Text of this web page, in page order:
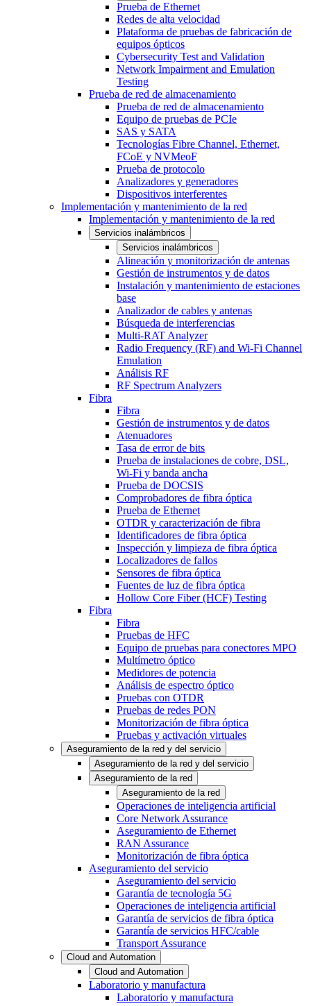
Prueba de Ethernet
Redes de alta velocidad
Plataforma de pruebas de fabricación de
equipos ópticos
Cybersecurity Test and Validation
Network Impairment and Emulation
Testing
Prueba de red de almacenamiento
Prueba de red de almacenamiento
Equipo de pruebas de PCIe
SAS y SATA
Tecnologías Fibre Channel, Ethernet,
FCoE y NVMeoF
Prueba de protocolo
Analizadores y generadores
Dispositivos interferentes
Implementación y mantenimiento de la red
Implementación y mantenimiento de la red
Servicios inalámbricos
Servicios inalámbricos
Alineación y monitorización de antenas
Gestión de instrumentos y de datos
Instalación y mantenimiento de estaciones
base
Analizador de cables y antenas
Búsqueda de interferencias
Multi-RAT Analyzer
Radio Frequency (RF) and Wi-Fi Channel
Emulation
Análisis RF
RF Spectrum Analyzers
Fibra
Fibra
Gestión de instrumentos y de datos
Atenuadores
Tasa de error de bits
Prueba de instalaciones de cobre, DSL,
Wi-Fi y banda ancha
Prueba de DOCSIS
Comprobadores de fibra óptica
Prueba de Ethernet
OTDR y caracterización de fibra
Identificadores de fibra óptica
Inspección y limpieza de fibra óptica
Localizadores de fallos
Sensores de fibra óptica
Fuentes de luz de fibra óptica
Hollow Core Fiber (HCF) Testing
Fibra
Fibra
Pruebas de HFC
Equipo de pruebas para conectores MPO
Multímetro óptico
Medidores de potencia
Análisis de espectro óptico
Pruebas con OTDR
Pruebas de redes PON
Monitorización de fibra óptica
Pruebas y activación virtuales
Aseguramiento de la red y del servicio
Aseguramiento de la red y del servicio
Aseguramiento de la red
Aseguramiento de la red
Operaciones de inteligencia artificial
Core Network Assurance
Aseguramiento de Ethernet
RAN Assurance
Monitorización de fibra óptica
Aseguramiento del servicio
Aseguramiento del servicio
Garantía de tecnología 5G
Operaciones de inteligencia artificial
Garantía de servicios de fibra óptica
Garantía de servicios HFC/cable
Transport Assurance
Cloud and Automation
Cloud and Automation
Laboratorio y manufactura
Laboratorio y manufactura